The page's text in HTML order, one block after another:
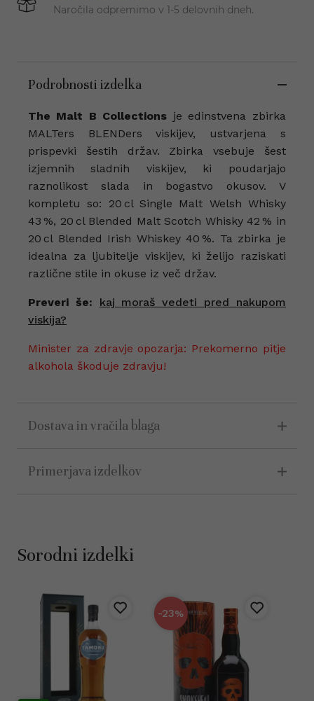
Naročila odpremimo v 1-5 delovnih dneh.
Podrobnosti izdelka
The Malt B Collections je edinstvena zbirka
MALTers BLENDers viskijev, ustvarjena s
prispevki šestih držav. Zbirka vsebuje šest
izjemnih sladnih viskijev, ki poudarjajo
raznolikost slada in bogastvo okusov. V
kompletu so: 20 cl Single Malt Welsh Whisky
43 %, 20 cl Blended Malt Scotch Whisky 42 % in
20 cl Blended Irish Whiskey 40 %. Ta zbirka je
idealna za ljubitelje viskijev, ki želijo raziskati
različne stile in okuse iz več držav.
Preveri še: kaj moraš vedeti pred nakupom
viskija?
Minister za zdravje opozarja: Prekomerno pitje
alkohola škoduje zdravju!
Dostava in vračila blaga
Primerjava izdelkov
Sorodni izdelki
-23%